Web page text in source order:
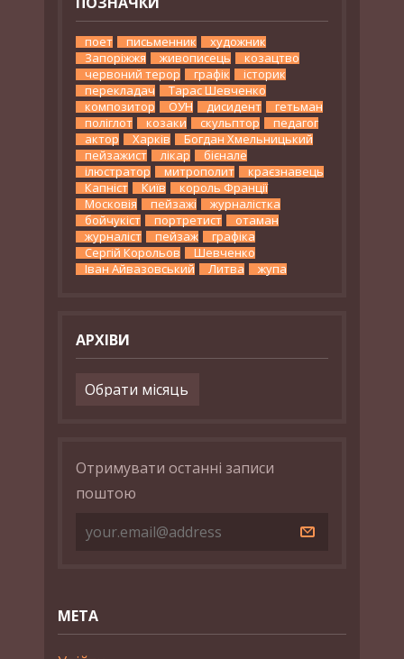
поет письменник
художник
Запоріжжя
живописець
козацтво
червоний терор
графік
історик
перекладач
Тарас Шевченко
композитор
ОУН дисидент
гетьман
поліглот
козаки скульптор
педагог
актор
Харків
Богдан Хмельницький
пейзажист
лікар
бієнале
ілюстратор
митрополит
краєзнавець
Капніст
Київ
король Франції
Московія
пейзажі
журналістка
бойчукіст
портретист
отаман
журналіст
пейзаж
графіка
Сергій Корольов
Шевченко
Іван Айвазовський
Литва жупа
АРХІВИ
Архіви
Отримувати останні записи
поштою
МЕТА